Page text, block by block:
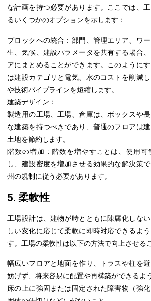
な計画を持つ必要があります。ここでは、
るいくつかのオプションを示します：
ブロックへの統合：部門、管理エリア、ワ
生、気候、建設パラメータを共有する場合
アにまとめることができます。このように
は建設カテゴリと電気、水のコストを削減
や技術パイプラインを短縮します。
建築デザイン：
製造用の工場、工場、倉庫は、ボックスや
な建築を持つべきであり、普通のフロアは建
土地を節約します。
階数の増加：階数を増やすことは、使用可
し、建設密度を増加させる効果的な解決策
州の規制に従う必要があります。
5. 柔軟性
工場設計は、建物が時とともに陳腐化しな
しい変化に応じて柔軟に即時対応できるよ
す。工場の柔軟性は以下の方法で向上させる
幅広いフロアと地面を作り、トラスや柱を
妨げず、将来容易に配置や再構築ができるよ
床の上に強固または固定された障害物（強